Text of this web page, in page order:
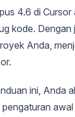
4.6 di
kode. Dengan
Anda,
ini, Anda
pengaturan